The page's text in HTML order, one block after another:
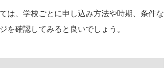
は、学校ごとに申し込み方法や時期、条件な
を確認してみると良いでしょう。